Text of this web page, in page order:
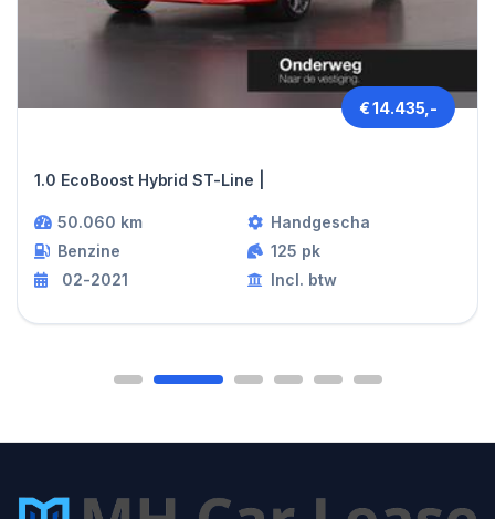
1.0 EcoBoost Hybrid ST-Line |
€ 14.435,-
50.060 km
Benzine
02-2021
Handgescha
125 pk
Incl. btw